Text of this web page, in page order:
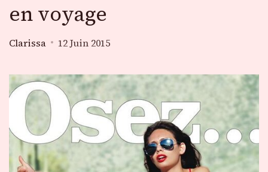
en voyage
Clarissa 12 Juin 2015